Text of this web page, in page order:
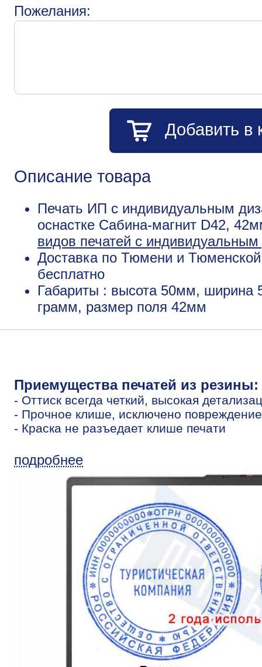
Пожелания:
Добавить в
Описание товара
Печать ИП с индивидуальным
оснастке Сабина-магнит D42,
видов печатей с
Доставка по Тюмени и
бесплатно
Габариты : высота 50мм, ширина
грамм, размер поля 42мм
Приемущества печатей из резины:
- Оттиск всегда четкий, высокая
- Прочное клише, исключено
- Краска не разъедает клише печати
подробнее